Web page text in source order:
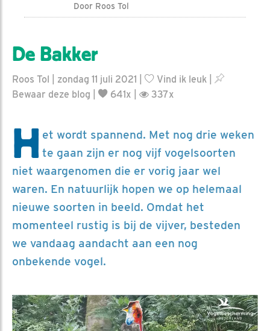
Door Roos Tol
De Bakker
Roos Tol | zondag 11 juli 2021 | Vind ik leuk
Bewaar deze blog
641x | 337x
H et wordt spannend. Met nog drie weken
te gaan zijn er nog vijf vogelsoorten
niet waargenomen die er vorig jaar wel
waren. En natuurlijk hopen we op helemaal
nieuwe soorten in beeld. Omdat het
momenteel rustig is bij de vijver, besteden
we vandaag aandacht aan een nog
onbekende vogel.